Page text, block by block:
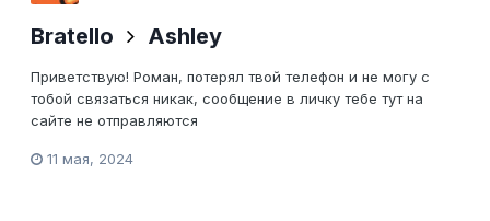
Bratello Ashley
Приветствую! Роман, потерял твой телефон и не могу с
тобой связаться никак, сообщение в личку тебе тут на
сайте не отправляются
11 мая, 2024